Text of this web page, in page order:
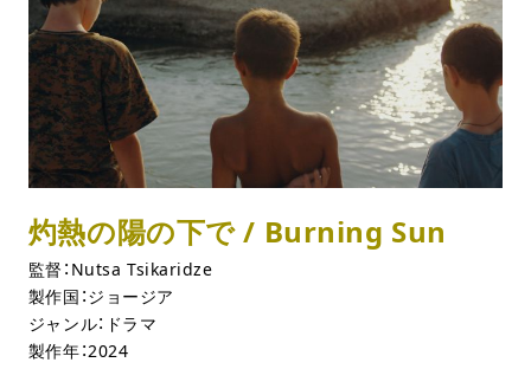
灼熱の陽の下で / Burning Sun
監督：Nutsa Tsikaridze
製作国：ジョージア
ジャンル：ドラマ
製作年：2024